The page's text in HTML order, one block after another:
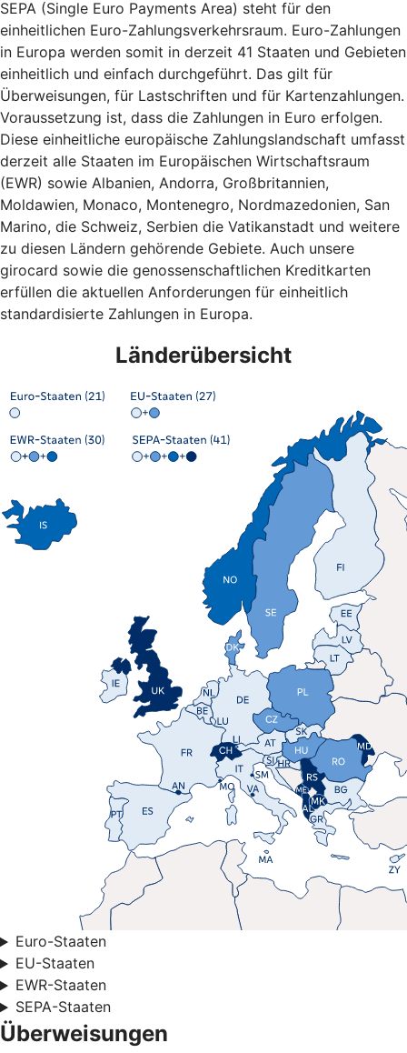
SEPA (Single Euro Payments Area) steht für den
einheitlichen Euro-Zahlungsverkehrsraum. Euro-Zahlungen
in Europa werden somit in derzeit 41 Staaten und Gebieten
einheitlich und einfach durchgeführt. Das gilt für
Überweisungen, für Lastschriften und für Kartenzahlungen.
Voraussetzung ist, dass die Zahlungen in Euro erfolgen.
Diese einheitliche europäische Zahlungslandschaft umfasst
derzeit alle Staaten im Europäischen Wirtschaftsraum
(EWR) sowie Albanien, Andorra, Großbritannien,
Moldawien, Monaco, Montenegro, Nordmazedonien, San
Marino, die Schweiz, Serbien die Vatikanstadt und weitere
zu diesen Ländern gehörende Gebiete. Auch unsere
girocard sowie die genossenschaftlichen Kreditkarten
erfüllen die aktuellen Anforderungen für einheitlich
standardisierte Zahlungen in Europa.
Länderübersicht
Euro-Staaten
EU-Staaten
EWR-Staaten
SEPA-Staaten
Überweisungen